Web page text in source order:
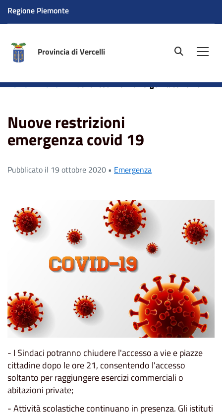
Regione Piemonte
Provincia di Vercelli site.searc
Home News Nuove restrizioni emergenza covid 19
Nuove restrizioni
emergenza covid 19
Pubblicato il 19 ottobre 2020 • Emergenza
- I Sindaci potranno chiudere l'accesso a vie e piazze
cittadine dopo le ore 21, consentendo l'accesso
soltanto per raggiungere esercizi commerciali o
abitazioni private;
- Attività scolastiche continuano in presenza. Gli istituti